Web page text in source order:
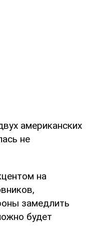
американских
не
на
замедлить
будет